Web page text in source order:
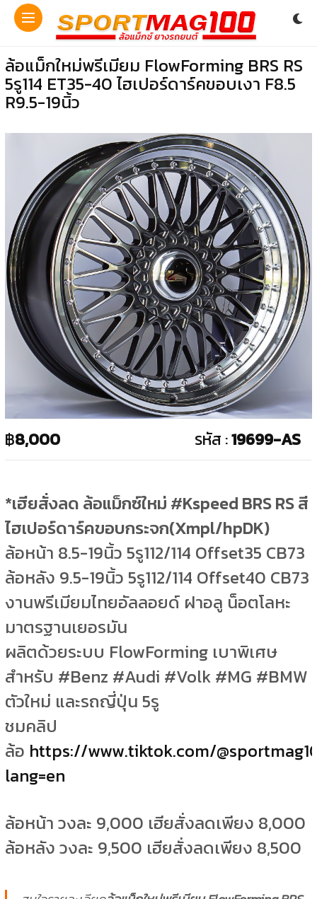
ล้อแม็กใหม่พรีเมียม FlowForming BRS RS
5รู114 ET35-40 ไฮเปอร์ดาร์คขอบเงา F8.5
R9.5-19นิ้ว
฿8,000 รหัส :19699-AS
*เฮียสั่งลด ล้อแม็กซ์ใหม่ #Kspeed BRS RS สี
ไฮเปอร์ดาร์คขอบกระจก(Xmpl/hpDK)
ล้อหน้า 8.5-19นิ้ว 5รู112/114 Offset35 CB73
ล้อหลัง 9.5-19นิ้ว 5รู112/114 Offset40 CB73
งานพรีเมียมไทยอัลลอยด์ ฝาอลู น็อตโลหะ
มาตรฐานเยอรมัน
ผลิตด้วยระบบ FlowForming เบาพิเศษ
สำหรับ #Benz #Audi #Volk #MG #BMW
ตัวใหม่ และรถญี่ปุ่น 5รู
ชมคลิป
ล้อ https://www.tiktok.com/
lang=en
ล้อหน้า วงละ 9,000 เฮียสั่งลดเพียง 8,000
ล้อหลัง วงละ 9,500 เฮียสั่งลดเพียง 8,500